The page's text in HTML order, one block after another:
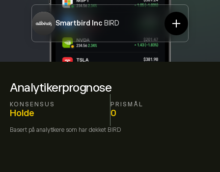
Analytikerprognose
KONSENSUS
Holde
PRISMÅL
0
Basert på analytikere som har dekket BIRD
Smartbird Inc BIRD